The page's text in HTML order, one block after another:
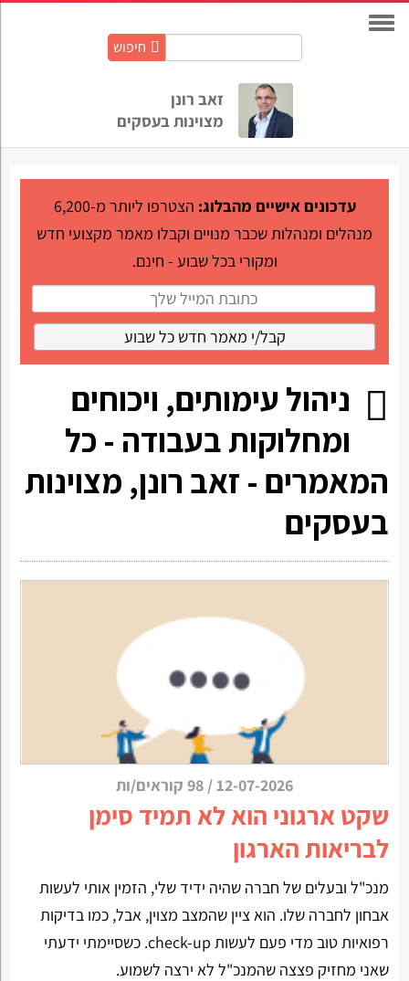
חיפוש
זאב רונן
מצוינות בעסקים
עדכונים אישיים מהבלוג:
הצטרפו ליותר מ-6,200
מנהלים ומנהלות שכבר מנויים וקבלו מאמר מקצועי חדש
ומקורי בכל שבוע - חינם.
ניהול עימותים, ויכוחים
ומחלוקות בעבודה - כל
המאמרים - זאב רונן, מצוינות
בעסקים
12-07-2026
/ 98 קוראים/ות
שקט ארגוני הוא לא תמיד סימן
לבריאות הארגון
מנכ"ל ובעלים של חברה שהיה ידיד שלי, הזמין אותי לעשות
אבחון לחברה שלו. הוא ציין שהמצב מצוין, אבל, כמו בדיקות
רפואיות טוב מדי פעם לעשות check-up. כשסיימתי ידעתי
שאני מחזיק פצצה שהמנכ"ל לא ירצה לשמוע.